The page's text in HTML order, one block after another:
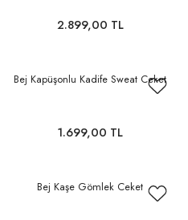
2.899,00 TL
Bej Kapüşonlu Kadife Sweat Ceket
1.699,00 TL
Bej Kaşe Gömlek Ceket